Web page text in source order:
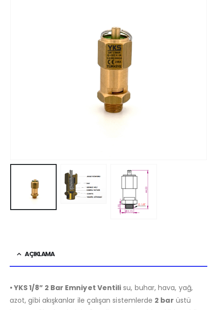
AÇIKLAMA
• YKS 1/8” 2 Bar Emniyet Ventili su, buhar, hava, yağ,
azot, gibi akışkanlar ile çalışan sistemlerde 2 bar üstü